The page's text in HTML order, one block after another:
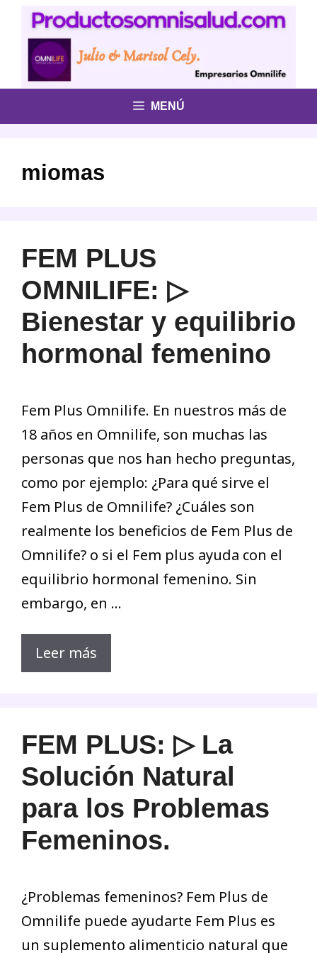
Saltar
contenido
MENÚ
miomas
FEM PLUS
OMNILIFE: ▷
Bienestar y equilibrio
hormonal femenino
Fem Plus Omnilife. En nuestros más de
18 años en Omnilife, son muchas las
personas que nos han hecho preguntas,
como por ejemplo: ¿Para qué sirve el
Fem Plus de Omnilife? ¿Cuáles son
realmente los beneficios de Fem Plus de
Omnilife? o si el Fem plus ayuda con el
equilibrio hormonal femenino. Sin
embargo, en …
Leer más
FEM PLUS: ▷ La
Solución Natural
para los Problemas
Femeninos.
¿Problemas femeninos? Fem Plus de
Omnilife puede ayudarte Fem Plus es
un suplemento alimenticio natural que